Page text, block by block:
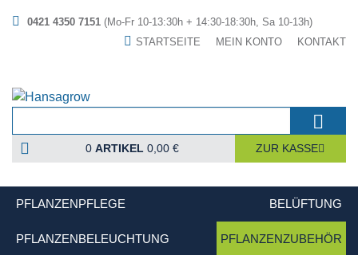
0421 4350 7151 (Mo-Fr 10-13:30h + 14:30-18:30h, Sa 10-13h)
STARTSEITE
MEIN KONTO KONTAKT
0 ARTIKEL 0,00 € ZUR KASSE
PFLANZENPFLEGE BELÜFTUNG
PFLANZENBELEUCHTUNG PFLANZENZUBEHÖR